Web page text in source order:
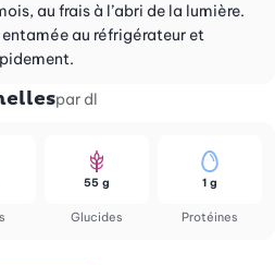
au frais à l’abri de la lumière.
au réfrigérateur et
par dl
Glucides
55 g
Protéines
1 g